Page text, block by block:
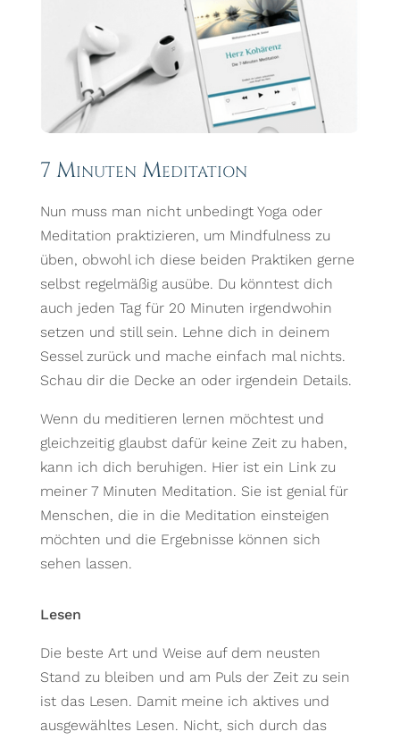
7 Minuten Meditation
Nun muss man nicht unbedingt Yoga oder
Meditation praktizieren, um Mindfulness zu
üben, obwohl ich diese beiden Praktiken gerne
selbst regelmäßig ausübe. Du könntest dich
auch jeden Tag für 20 Minuten irgendwohin
setzen und still sein. Lehne dich in deinem
Sessel zurück und mache einfach mal nichts.
Schau dir die Decke an oder irgendein Details.
Wenn du meditieren lernen möchtest und
gleichzeitig glaubst dafür keine Zeit zu haben,
kann ich dich beruhigen. Hier ist ein Link zu
meiner 7 Minuten Meditation. Sie ist genial für
Menschen, die in die Meditation einsteigen
möchten und die Ergebnisse können sich
sehen lassen.
Lesen
Die beste Art und Weise auf dem neusten
Stand zu bleiben und am Puls der Zeit zu sein
ist das Lesen. Damit meine ich aktives und
ausgewähltes Lesen. Nicht, sich durch das